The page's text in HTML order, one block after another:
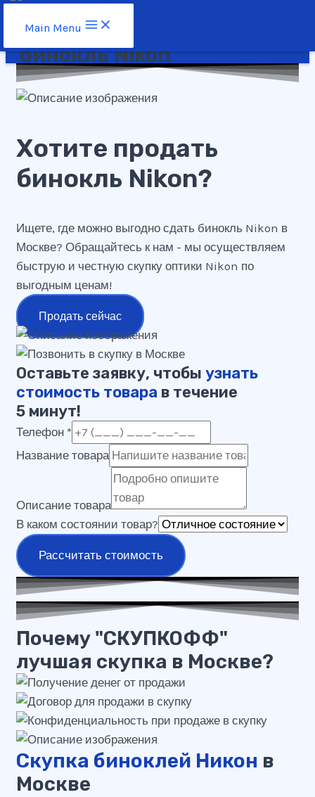
Main Menu
бинокль Nikon
Хотите продать
бинокль Nikon?
Ищете, где можно выгодно сдать бинокль Nikon в
Москве? Обращайтесь к нам - мы осуществляем
быструю и честную скупку оптики Nikon по
выгодным ценам!
Продать сейчас
Оставьте заявку, чтобы узнать
стоимость товара в течение
5 минут!
Телефон *
Название товара
Описание товара
В каком состоянии товар?
Рассчитать стоимость
Почему "СКУПКОФФ"
лучшая скупка в Москве?
Скупка биноклей Никон в
Москве